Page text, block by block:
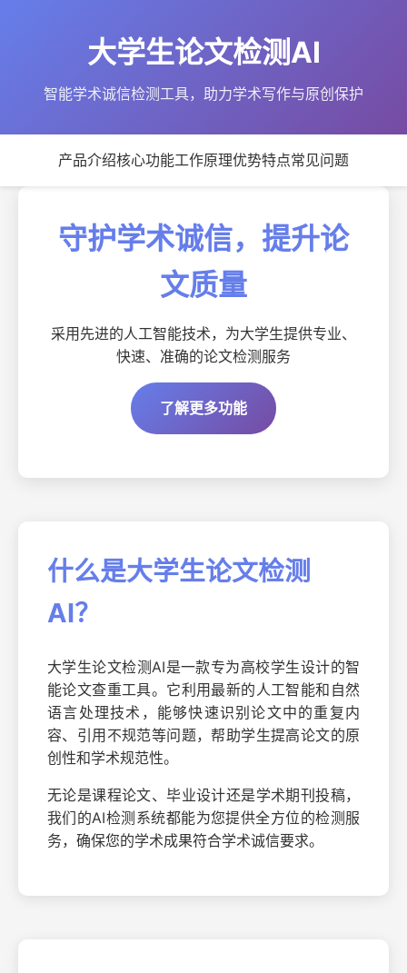
大学生论文检测AI
智能学术诚信检测工具，助力学术写作与原创保护
产品介绍核心功能工作原理优势特点常见问题
守护学术诚信，提升论
文质量
采用先进的人工智能技术，为大学生提供专业、
快速、准确的论文检测服务
了解更多功能
什么是大学生论文检测
AI？
大学生论文检测AI是一款专为高校学生设计的智
能论文查重工具。它利用最新的人工智能和自然
语言处理技术，能够快速识别论文中的重复内
容、引用不规范等问题，帮助学生提高论文的原
创性和学术规范性。
无论是课程论文、毕业设计还是学术期刊投稿，
我们的AI检测系统都能为您提供全方位的检测服
务，确保您的学术成果符合学术诚信要求。